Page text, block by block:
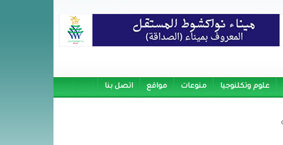
علوم وتكلنوجيا منوعات مواقع اتصل بنا